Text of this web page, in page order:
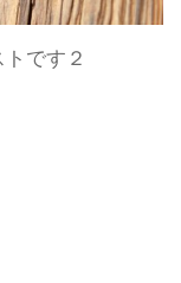
です２